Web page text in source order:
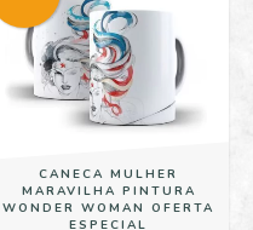
CANECA MULHER
MARAVILHA PINTURA
WONDER WOMAN OFERTA
ESPECIAL